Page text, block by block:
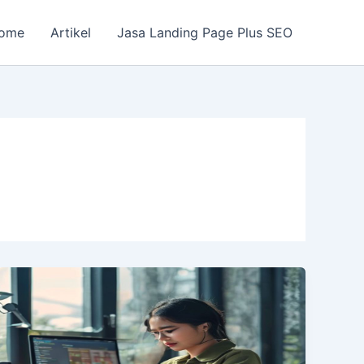
Artikel Jasa Landing Page Plus SEO